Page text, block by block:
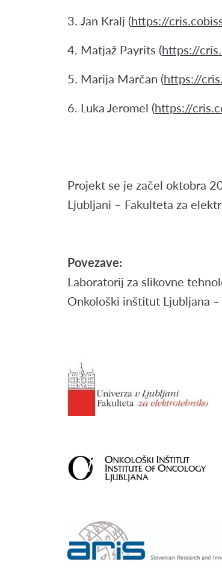
Jan Kralj (https://
Matjaž Payrits (https://
Marija Marčan (https://
Luka Jeromel (https://
Projekt se je začel oktobra
Ljubljani – Fakulteta za
Povezave:
Laboratorij za slikovne
Onkološki inštitut Ljubljana